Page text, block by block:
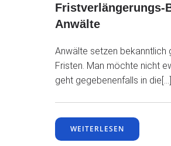
Fristverlängerungs-
Anwälte
Anwälte setzen bekanntlich
Fristen. Man möchte nicht
geht gegebenenfalls in die[…]
WEITERLESEN